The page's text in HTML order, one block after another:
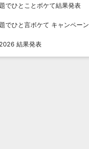
でひとことボケて結果発表
でひと言ボケて キャンペーン
結果発表